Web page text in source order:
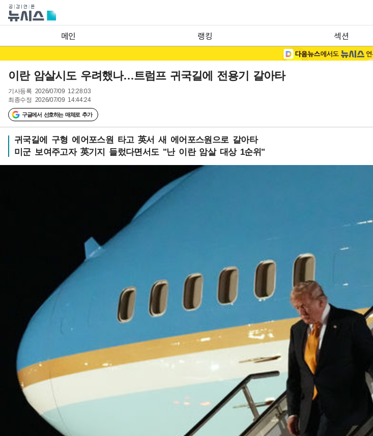
메인 랭킹 섹션
이란 암살시도 우려했나…트럼프 귀국길에 전용기 갈아타
기사등록 2026/07/09 12:28:03
최종수정 2026/07/09 14:44:24
구글에서 선호하는 매체로 추가
귀국길에 구형 에어포스원 타고 英서 새 에어포스원으로 갈아타
미군 보여주고자 英기지 들렀다면서도 "난 이란 암살 대상 1순위"